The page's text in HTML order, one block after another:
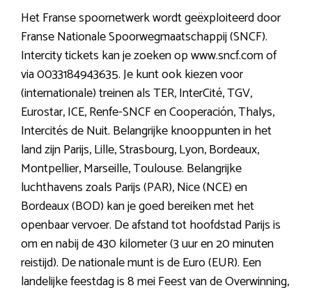
Het Franse spoornetwerk wordt geëxploiteerd door
Franse Nationale Spoorwegmaatschappij (SNCF).
Intercity tickets kan je zoeken op www.sncf.com of
via 0033184943635. Je kunt ook kiezen voor
(internationale) treinen als TER, InterCité, TGV,
Eurostar, ICE, Renfe-SNCF en Cooperación, Thalys,
Intercités de Nuit. Belangrijke knooppunten in het
land zijn Parijs, Lille, Strasbourg, Lyon, Bordeaux,
Montpellier, Marseille, Toulouse. Belangrijke
luchthavens zoals Parijs (PAR), Nice (NCE) en
Bordeaux (BOD) kan je goed bereiken met het
openbaar vervoer. De afstand tot hoofdstad Parijs is
om en nabij de 430 kilometer (3 uur en 20 minuten
reistijd). De nationale munt is de Euro (EUR). Een
landelijke feestdag is 8 mei Feest van de Overwinning,